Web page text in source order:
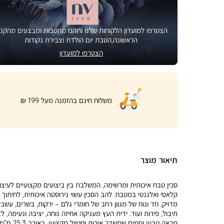
הצטרפו למועדון הלקוחות שלנו ותהנו מהטבות ומבצעים
הראשונה,הטבת יום הולדת וצבירת נקודות
הצטרפו למועדון
|
product
page
banner
משלוח חינם בהזמנה מעל 199 ₪
תיאור מוצר
סכין טבח איכותית ומרשימה, המשלבת בין ביצועים מקצועיים
קלאסי ואלגנטי במטבח. להב הסכין עשוי נירוסטה איכותית, לחיתוך
מדויק, חד ונוח של מגוון רחב של חומרי גלם – ירקות, בשרים, עשבי
תיבול, פירות ועוד. ידית העץ מעניקה אחיזה נוחה, יציבה ונעימה,